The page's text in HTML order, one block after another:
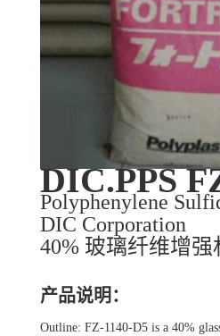
DIC.PPS
Polyphenylene
DIC Corporation
40% 玻璃纤维增强
产品说明：
Outline: FZ-1140-D5 is a 40%